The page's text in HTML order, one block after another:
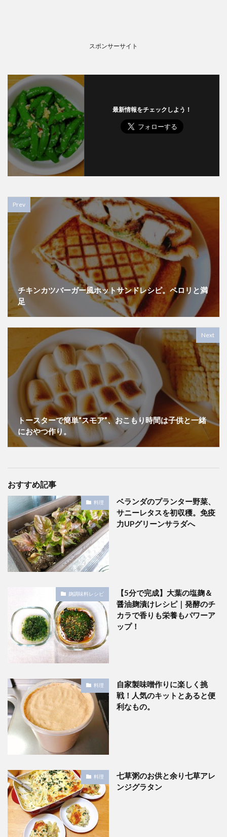
スポンサーサイト
最新情報をチェックしよう！
Prev
チキンカツバーガー風ホットサンドレシピ。ペロリと満
足
Next
トースターで簡単“スモア”、おこもり時間は子供と一緒
におやつ作り。
おすすめ記事
料理
ベランダのプランター野菜、
サニーレタスを初収穫。免疫
力UPグリーンサラダへ
麹調味料レシピ
【5分で完成】大葉の塩麹＆
醤油麹漬けレシピ｜発酵のチ
カラで香りも栄養もパワーア
ップ！
料理
自家製味噌作りに楽しく挑
戦！人気のキットとあると便
利なもの。
料理
七草粥のお供と余り七草アレ
ンジグラタン